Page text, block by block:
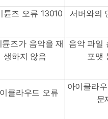
튠즈 오류 13010 서버와의
튠즈가 음악을 재
생하지 않음
음악 파일
포맷
클라우드 오류
아이클라
문
터폰으로 휴대폰 안전 관
지능,초보자도 손쉽게 사용 가능
폰 잠금 해제,데이터 복구,전송
가 추천된 사진 및 동영상 복구,
받기 무료 체